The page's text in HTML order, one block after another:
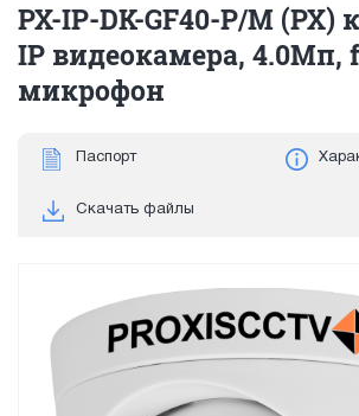
PX-IP-DK-GF40-P/M (PX)
IP видеокамера, 4.0Мп,
микрофон
Паспорт
Скачать файлы